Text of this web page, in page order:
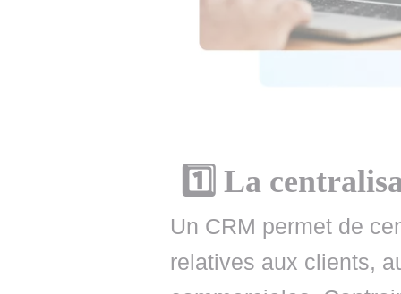
1️⃣ La
Un CRM permet de
relatives aux clients,